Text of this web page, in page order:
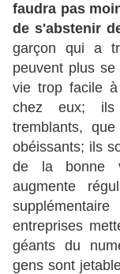
faudra pas
de s'abstenir
garçon qui a
peuvent plus
vie trop facile
chez eux; ils
tremblants,
obéissants; ils
de la bonne
augmente
entreprises
géants du
gens sont